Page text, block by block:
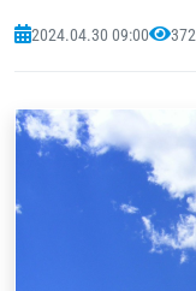
2024.04.30 09:00 372